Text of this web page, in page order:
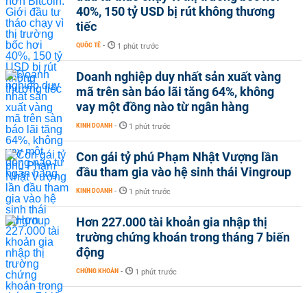
40%, 150 tỷ USD bị rút không thương
tiếc
QUỐC TẾ - 1 phút trước
Doanh nghiệp duy nhất sản xuất vàng
mã trên sàn báo lãi tăng 64%, không
vay một đồng nào từ ngân hàng
KINH DOANH - 1 phút trước
Con gái tỷ phú Phạm Nhật Vượng lần
đầu tham gia vào hệ sinh thái Vingroup
KINH DOANH - 1 phút trước
Hơn 227.000 tài khoản gia nhập thị
trường chứng khoán trong tháng 7 biến
động
CHỨNG KHOÁN - 1 phút trước